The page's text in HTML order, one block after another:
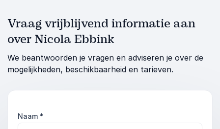
Vraag vrijblijvend informatie aan
over Nicola Ebbink
We beantwoorden je vragen en adviseren je over de
mogelijkheden, beschikbaarheid en tarieven.
Naam *